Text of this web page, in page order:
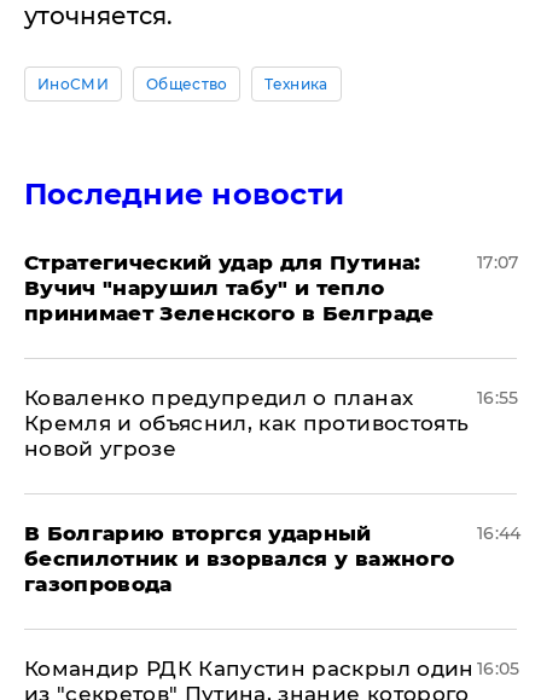
уточняется.
ИноСМИ Общество Техника
Последние новости
Стратегический удар для Путина:
Вучич "нарушил табу" и тепло
принимает Зеленского в Белграде
17:07
Коваленко предупредил о планах
Кремля и объяснил, как противостоять
новой угрозе
16:55
В Болгарию вторгся ударный
беспилотник и взорвался у важного
газопровода
16:44
Командир РДК Капустин раскрыл один
из "секретов" Путина, знание которого
16:05